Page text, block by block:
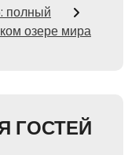
полный
озере мира
ГОСТЕЙ